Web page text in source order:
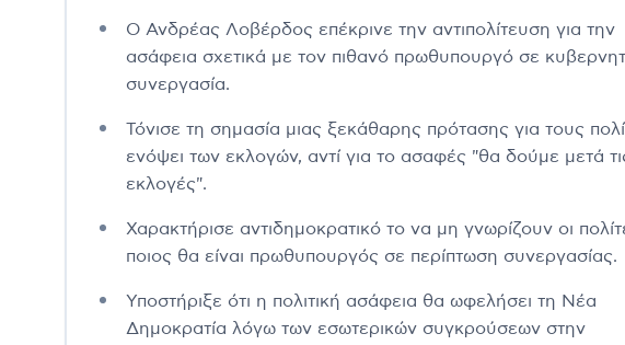
Ο Ανδρέας Λοβέρδος επέκρινε την αντιπολίτευση για την
ασάφεια σχετικά με τον πιθανό πρωθυπουργό σε
συνεργασία.
Τόνισε τη σημασία μιας ξεκάθαρης πρότασης για τους
ενόψει των εκλογών, αντί για το ασαφές "θα δούμε μετά
εκλογές".
Χαρακτήρισε αντιδημοκρατικό το να μη γνωρίζουν οι
ποιος θα είναι πρωθυπουργός σε περίπτωση συνεργασίας.
Υποστήριξε ότι η πολιτική ασάφεια θα ωφελήσει τη Νέα
Δημοκρατία λόγω των εσωτερικών συγκρούσεων στην